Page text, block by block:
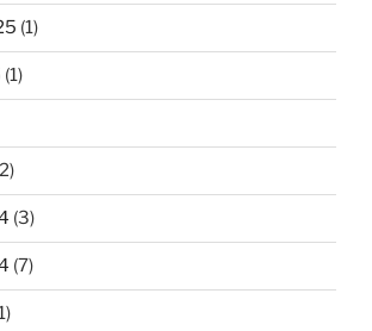
(1)
(1)
(3)
(7)